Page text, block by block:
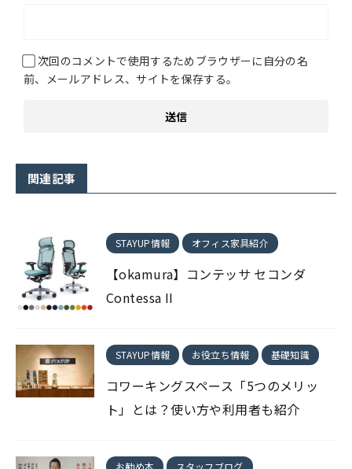
次回のコメントで使用するためブラウザーに自分の名
前、メールアドレス、サイトを保存する。
関連記事
STAYUP情報 オフィス家具紹介
【okamura】コンテッサ セコンダ
Contessa II
STAYUP情報 お役立ち情報 基礎知識
コワーキングスペース「5つのメリッ
ト」とは？使い方や利用者も紹介